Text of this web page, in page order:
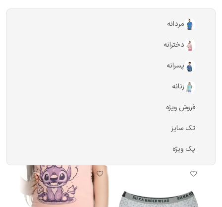
مردانه
دخترانه
پسرانه
زنانه
فروش ویژه
تک سایز
پک ویژه